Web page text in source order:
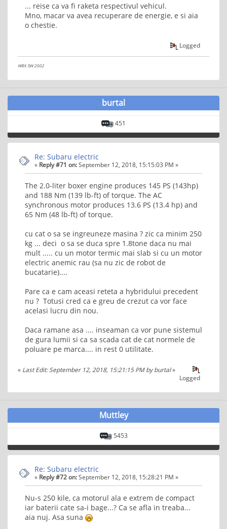
... reise ca va fi raketa respectivul vehicul.
Mno, macar va avea recuperare de energie, e si aia
o chestie.
Logged
WRX SW 2002
burtal
451
Re: Subaru electric
« Reply #71 on:September 12, 2018, 15:15:03 PM »
The 2.0-liter boxer engine produces 145 PS (143hp)
and 188 Nm (139 lb-ft) of torque. The AC
synchronous motor produces 13.6 PS (13.4 hp) and
65 Nm (48 lb-ft) of torque.
cu cat o sa se ingreuneze masina ? zic ca minim 250
kg ... deci o sa se duca spre 1.8tone daca nu mai
mult ..... cu un motor termic mai slab si cu un motor
electric anemic rau (sa nu zic de robot de
bucatarie)....
Pare ca e cam aceasi reteta a hybridului precedent
nu ? Totusi cred ca e greu de crezut ca vor face
acelasi lucru din nou.
Daca ramane asa .... inseaman ca vor pune sistemul
de gura lumii si ca sa scada cat de cat normele de
poluare pe marca.... in rest 0 utilitate.
« Last Edit: September 12, 2018, 15:21:15 PM by burtal»
Logged
Muttley
5453
Re: Subaru electric
« Reply #72 on:September 12, 2018, 15:28:21 PM »
Nu-s 250 kile, ca motorul ala e extrem de compact
iar baterii cate sa-i bage...? Ca se afla in treaba...
aia nuj. Asa suna